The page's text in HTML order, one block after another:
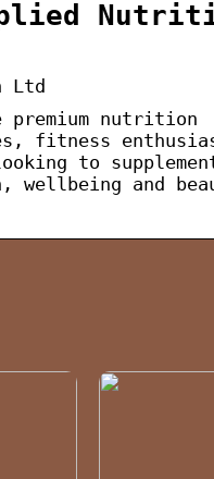
Ltd
nutrition
fitness
to
and